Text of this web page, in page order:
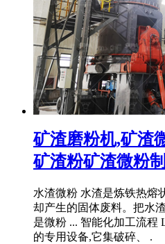
矿渣磨粉机,矿渣
矿渣粉矿渣微粉
水渣微粉 水渣是炼铁热熔
却产生的固体废料。把水
是微粉 ... 智能化加工流程
的专用设备,它集破碎、 .